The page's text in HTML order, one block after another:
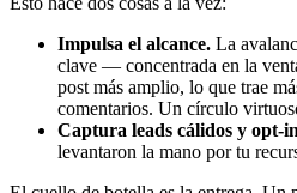
Impulsa el alcance. La
clave — concentrada en la
post más amplio, lo que trae
comentarios. Un círculo
Captura leads cálidos y opt-
levantaron la mano por tu